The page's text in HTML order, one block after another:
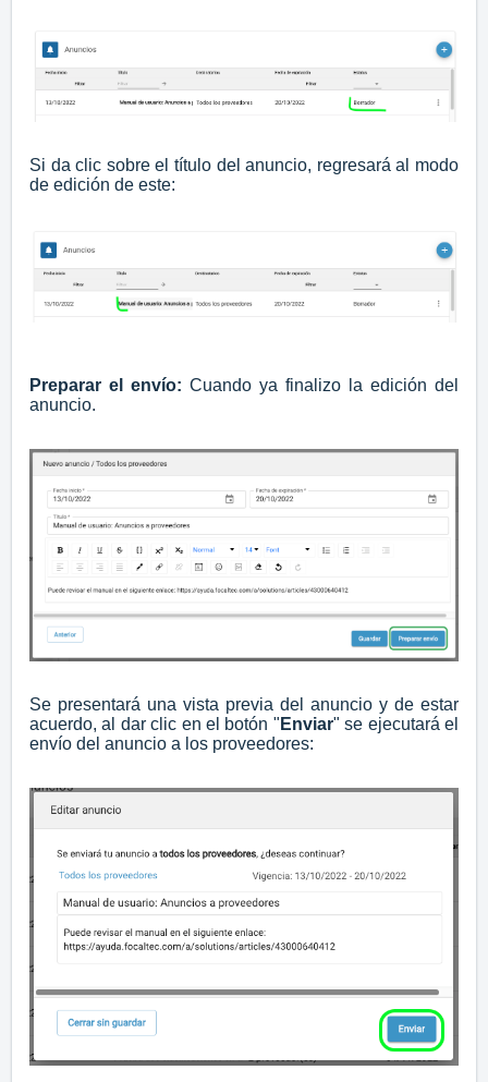
Si da clic sobre el título del anuncio, regresará al modo
de edición de este:
Preparar el envío: Cuando ya finalizo la edición del
anuncio.
Se presentará una vista previa del anuncio y de estar
acuerdo, al dar clic en el botón " Enviar" se ejecutará el
envío del anuncio a los proveedores: